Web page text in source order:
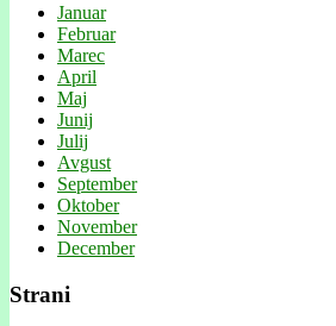
Januar
Februar
Marec
April
Maj
Junij
Julij
Avgust
September
Oktober
November
December
Strani